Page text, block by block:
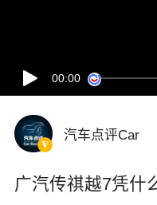
00:00
汽车点评Car
广汽传祺越7凭什